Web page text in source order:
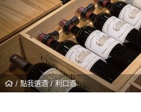
點我選酒 利口酒